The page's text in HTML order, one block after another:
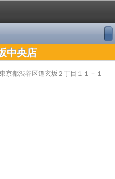
中央店
東京都渋谷区道玄坂２丁目１１－１